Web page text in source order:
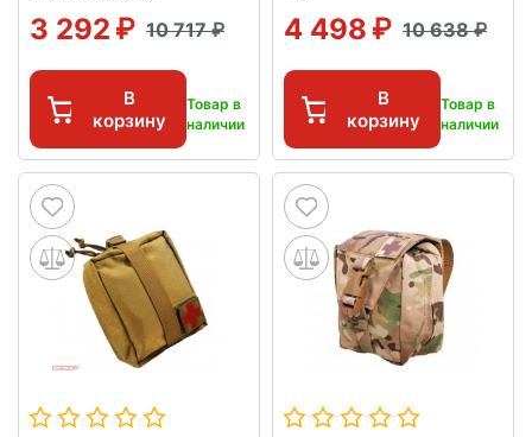
3 292 10 717
В
корзину
Товар в
наличии
4 498 10 638
В
корзину
Товар в
наличии